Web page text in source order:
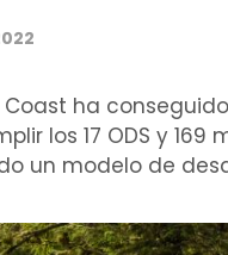
ha
los 17 ODS y
un modelo de